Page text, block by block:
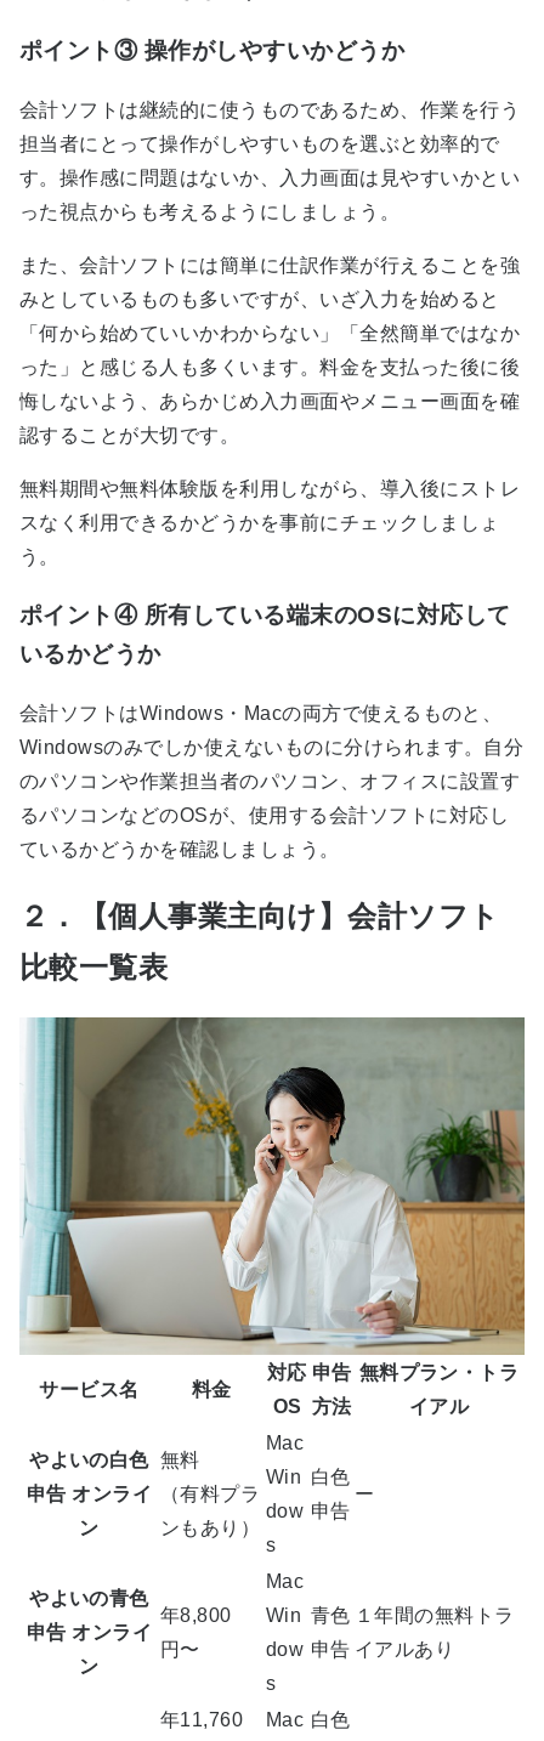
ポイント③ 操作がしやすいかどうか
会計ソフトは継続的に使うものであるため、作業を行う
担当者にとって操作がしやすいものを選ぶと効率的で
す。操作感に問題はないか、入力画面は見やすいかとい
った視点からも考えるようにしましょう。
また、会計ソフトには簡単に仕訳作業が行えることを強
みとしているものも多いですが、いざ入力を始めると
「何から始めていいかわからない」「全然簡単ではなか
った」と感じる人も多くいます。料金を支払った後に後
悔しないよう、あらかじめ入力画面やメニュー画面を確
認することが大切です。
無料期間や無料体験版を利用しながら、導入後にストレ
スなく利用できるかどうかを事前にチェックしましょ
う。
ポイント④ 所有している端末のOSに対応して
いるかどうか
会計ソフトはWindows・Macの両方で使えるものと、
Windowsのみでしか使えないものに分けられます。自分
のパソコンや作業担当者のパソコン、オフィスに設置す
るパソコンなどのOSが、使用する会計ソフトに対応し
ているかどうかを確認しましょう。
２．【個人事業主向け】会計ソフト
比較一覧表
サービス名 料金
対応
OS
申告
方法
無料プラン・トラ
イアル
やよいの白色
申告 オンライ
ン
無料
（有料プラ
ンもあり）
Mac
Win
dow
s
白色
申告
ー
やよいの青色
申告 オンライ
ン
年8,800
円〜
Mac
Win
dow
s
青色
申告
１年間の無料トラ
イアルあり
年11,760
Mac 白色